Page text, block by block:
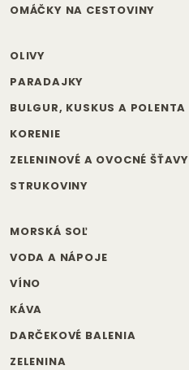
OMÁČKY NA CESTOVINY
OLIVY
PARADAJKY
BULGUR, KUSKUS A POLENTA
KORENIE
ZELENINOVÉ A OVOCNÉ ŠŤAVY
STRUKOVINY
MORSKÁ SOĽ
VODA A NÁPOJE
VÍNO
KÁVA
DARČEKOVÉ BALENIA
ZELENINA